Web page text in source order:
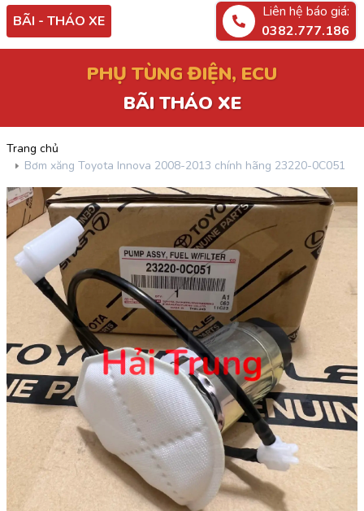
BÃI - THÁO XE
Liên hệ báo giá:
0382.777.186
PHỤ TÙNG ĐIỆN, ECU
BÃI THÁO XE
Trang chủ
Bơm xăng Toyota Innova 2008-2013 chính hãng 23220-0C051